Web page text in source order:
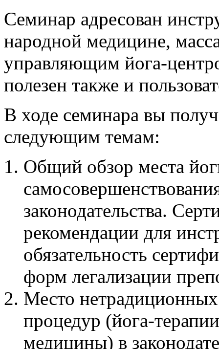
Семинар адресован
народной медицине,
управляющим йога-
полезен также и
В ходе семинара вы
следующим темам:
Общий обзор места
законодательства.
рекомендации для
обязательность
форм легализации
Место
процедур (йога-
медицины) в